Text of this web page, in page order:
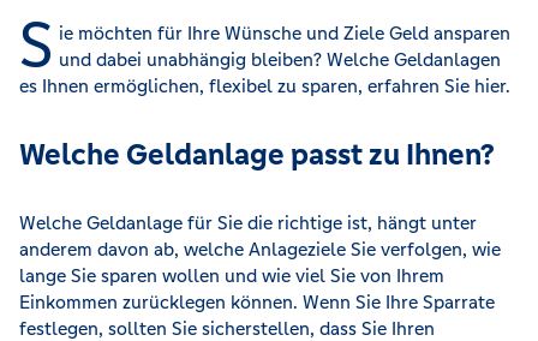
S ie möchten für Ihre Wünsche und Ziele Geld ansparen
und dabei unabhängig bleiben? Welche Geldanlagen
es Ihnen ermöglichen, flexibel zu sparen, erfahren Sie hier.
Welche Geldanlage passt zu Ihnen?
Welche Geldanlage für Sie die richtige ist, hängt unter
anderem davon ab, welche Anlageziele Sie verfolgen, wie
lange Sie sparen wollen und wie viel Sie von Ihrem
Einkommen zurücklegen können. Wenn Sie Ihre Sparrate
festlegen, sollten Sie sicherstellen, dass Sie Ihren